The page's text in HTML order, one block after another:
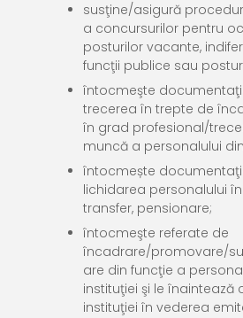
susţine/asigură
a concursurilor pentru
posturilor vacante,
funcţii publice sau
întocmeşte
trecerea în trepte de
în grad profesional/
muncă a personalului
întocmește
lichidarea personalului
transfer, pensionare;
întocmeşte referate de
încadrare/promovare/
are din funcţie a
instituţiei şi le înaintează
instituţiei în vederea